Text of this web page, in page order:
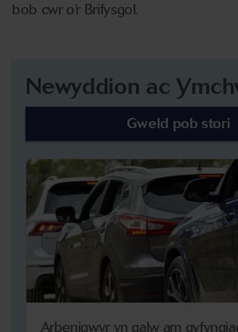
bob cwr o’r Brifysgol.
Newyddion ac
Gweld pob stori
Arbenigwyr yn galw am